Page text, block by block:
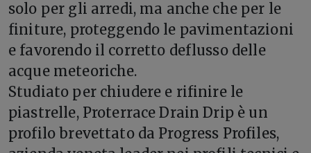
solo per gli arredi, ma anche che per le
finiture, proteggendo le pavimentazioni
e favorendo il corretto deflusso delle
acque meteoriche.
Studiato per chiudere e rifinire le
piastrelle, Proterrace Drain Drip è un
profilo brevettato da Progress Profiles,